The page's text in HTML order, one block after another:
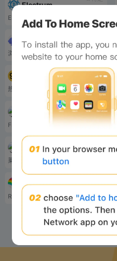
Electrum
Electrum 的焦点是......
Rabby Wallet
浏览器插件钱包制作...
待定
Coin98 Wallet
热门钱包Coin98 钱包
待定
Frame wallet
Frame 注重隐私的 PC-...
Litecoin Official Wallet
莱特币官方钱包
rainbow
Rainbow is a fun, easy and ...
1